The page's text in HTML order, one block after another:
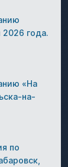
года.
«На
на-
по